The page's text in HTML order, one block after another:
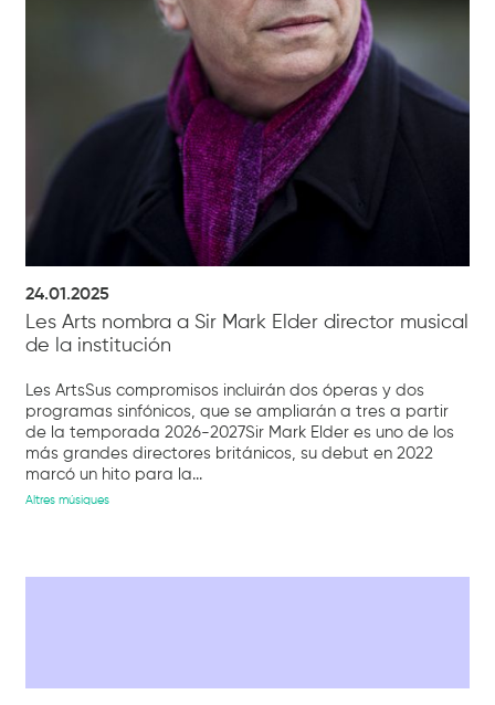
24.01.2025
Les Arts nombra a Sir Mark Elder director musical
de la institución
Les ArtsSus compromisos incluirán dos óperas y dos
programas sinfónicos, que se ampliarán a tres a partir
de la temporada 2026-2027Sir Mark Elder es uno de los
más grandes directores británicos, su debut en 2022
marcó un hito para la...
Altres músiques